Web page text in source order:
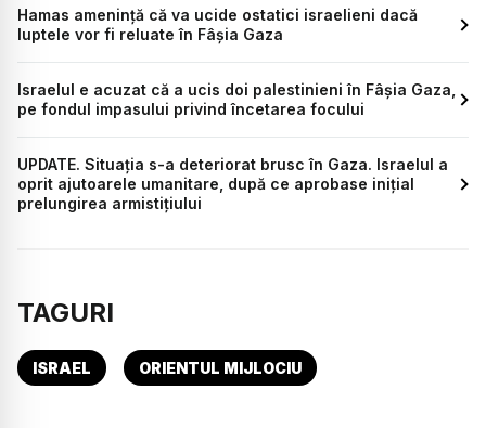
Hamas amenință că va ucide ostatici israelieni dacă
luptele vor fi reluate în Fâșia Gaza
Israelul e acuzat că a ucis doi palestinieni în Fâșia Gaza,
pe fondul impasului privind încetarea focului
UPDATE. Situația s-a deteriorat brusc în Gaza. Israelul a
oprit ajutoarele umanitare, după ce aprobase inițial
prelungirea armistițiului
TAGURI
ISRAEL ORIENTUL MIJLOCIU